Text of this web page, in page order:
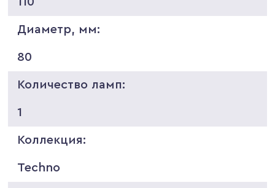
Диаметр, мм:
80
Количество ламп:
1
Коллекция:
Techno